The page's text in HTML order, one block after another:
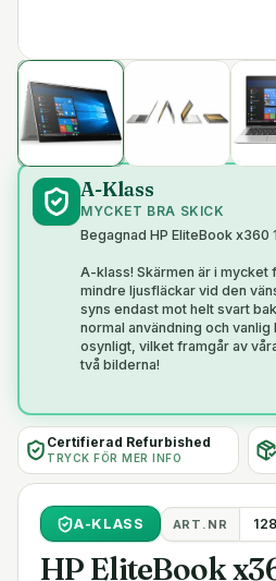
A-Klass
MYCKET BRA SKICK
Begagnad HP EliteBook x360
A-klass! Skärmen är i mycket
mindre ljusfläckar vid den
syns endast mot helt svart
normal användning och
osynligt, vilket framgår av
två bilderna!
Certifierad Refurbished
TRYCK FÖR MER INFO
A-KLASS ART.NR
HP EliteBook